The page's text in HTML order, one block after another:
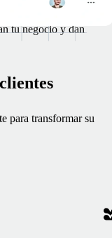
de RR. HH. y más
tu negocio y dan
para transformar su